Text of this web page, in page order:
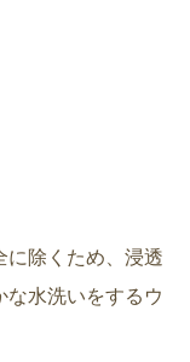
に除くため、浸透
な水洗いをするウ